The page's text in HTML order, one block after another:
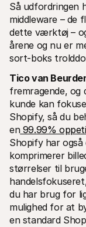
Så udfordringen
middleware – de
dette værktøj –
årene og nu er
sort-boks
Tico van
fremragende, og
kunde kan
Shopify, så du
en 99.99%
Shopify har
komprimerer
størrelser til
du har brug for
mulighed for at
en standard